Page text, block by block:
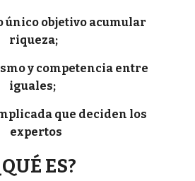
único objetivo acumular
riqueza;
y competencia entre
iguales;
que deciden los
expertos
ES?